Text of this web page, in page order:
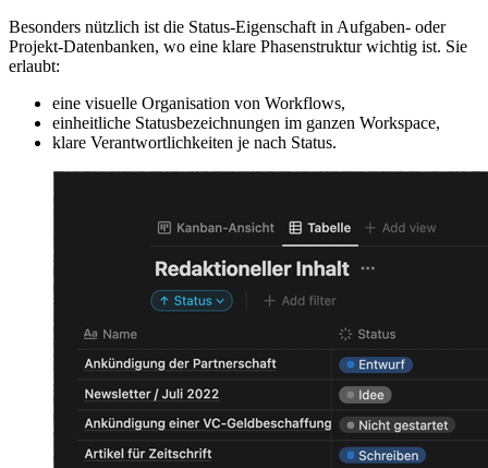
Besonders nützlich ist die Status-Eigenschaft in Aufgaben- oder
Projekt-Datenbanken, wo eine klare Phasenstruktur wichtig ist. Sie
erlaubt:
eine visuelle Organisation von Workflows,
einheitliche Statusbezeichnungen im ganzen Workspace,
klare Verantwortlichkeiten je nach Status.